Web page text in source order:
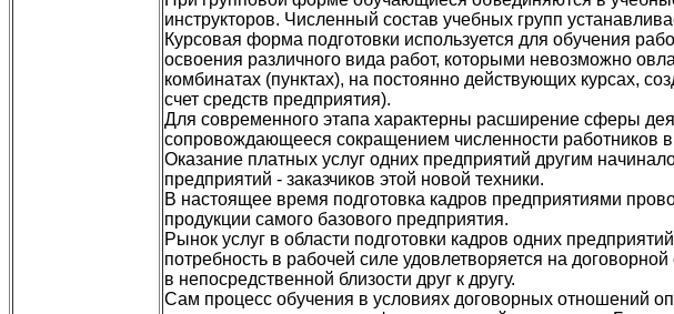
инструкторов. Численный состав учебных групп
Курсовая форма подготовки используется для обучения
освоения различного вида работ, которыми невозможно
комбинатах (пунктах), на постоянно действующих курсах,
счет средств предприятия).
Для современного этапа характерны расширение сферы
сопровождающееся сокращением численности работников в
Оказание платных услуг одних предприятий другим
предприятий - заказчиков этой новой техники.
В настоящее время подготовка кадров предприятиями
продукции самого базового предприятия.
Рынок услуг в области подготовки кадров одних
потребность в рабочей силе удовлетворяется на
в непосредственной близости друг к другу.
Сам процесс обучения в условиях договорных отношений